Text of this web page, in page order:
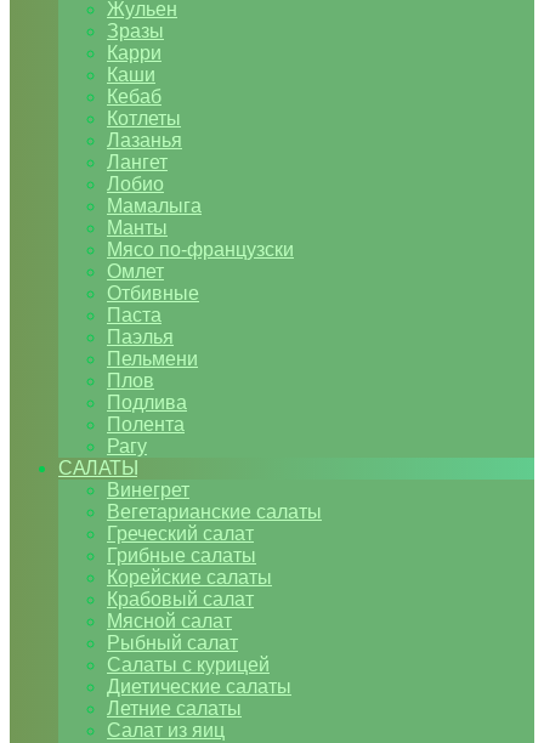
Жульен
Зразы
Карри
Каши
Кебаб
Котлеты
Лазанья
Лангет
Лобио
Мамалыга
Манты
Мясо по-французски
Омлет
Отбивные
Паста
Паэлья
Пельмени
Плов
Подлива
Полента
Рагу
САЛАТЫ
Винегрет
Вегетарианские салаты
Греческий салат
Грибные салаты
Корейские салаты
Крабовый салат
Мясной салат
Рыбный салат
Салаты с курицей
Диетические салаты
Летние салаты
Салат из яиц